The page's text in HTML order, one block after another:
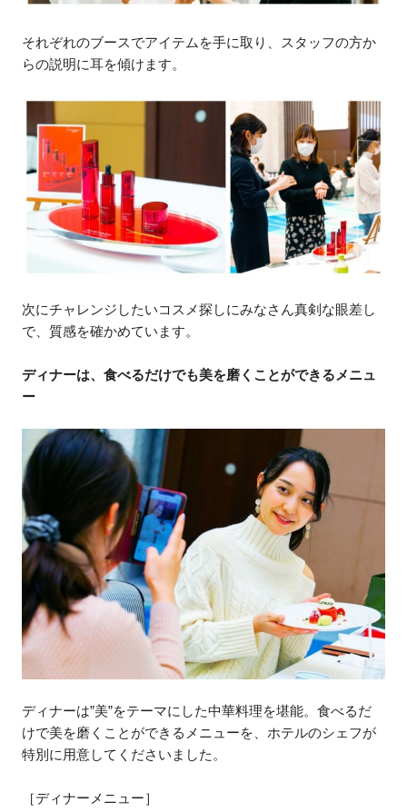
それぞれのブースでアイテムを手に取り、スタッフの方か
らの説明に耳を傾けます。
次にチャレンジしたいコスメ探しにみなさん真剣な眼差し
で、質感を確かめています。
ディナーは、食べるだけでも美を磨くことができるメニュ
ー
ディナーは”美”をテーマにした中華料理を堪能。食べるだ
けで美を磨くことができるメニューを、ホテルのシェフが
特別に用意してくださいました。
［ディナーメニュー］